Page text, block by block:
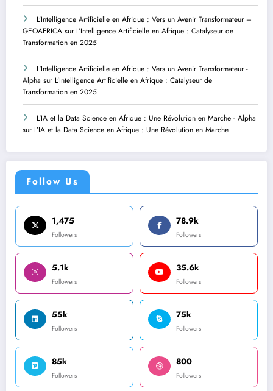
L’Intelligence Artificielle en Afrique : Vers un Avenir Transformateur –
GEOAFRICA sur L’Intelligence Artificielle en Afrique : Catalyseur de
Transformation en 2025
L'Intelligence Artificielle en Afrique : Vers un Avenir Transformateur -
Alpha sur L’Intelligence Artificielle en Afrique : Catalyseur de
Transformation en 2025
L'IA et la Data Science en Afrique : Une Révolution en Marche - Alpha
sur L’IA et la Data Science en Afrique : Une Révolution en Marche
Follow Us
1,475
Followers
78.9k
Followers
5.1k
Followers
35.6k
Followers
55k
Followers
75k
Followers
85k
Followers
800
Followers